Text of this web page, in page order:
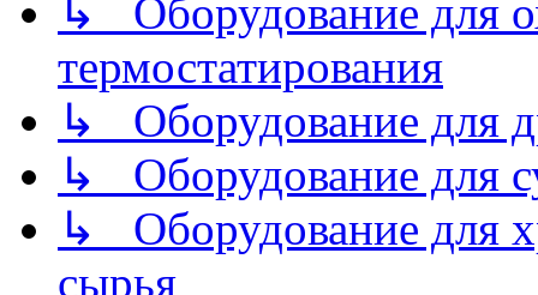
↳ Оборудование для
термостатирования
↳ Оборудование для
↳ Оборудование для
↳ Оборудование для
сырья